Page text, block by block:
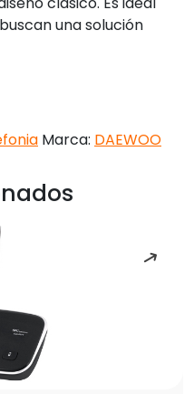
una solución
Marca: DAEWOO